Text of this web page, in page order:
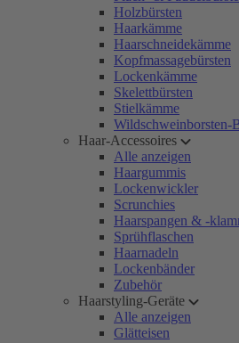
Holzbürsten
Haarkämme
Haarschneidekämme
Kopfmassagebürsten
Lockenkämme
Skelettbürsten
Stielkämme
Wildschweinborsten-
Haar-Accessoires
Alle anzeigen
Haargummis
Lockenwickler
Scrunchies
Haarspangen & -
Sprühflaschen
Haarnadeln
Lockenbänder
Zubehör
Haarstyling-Geräte
Alle anzeigen
Glätteisen